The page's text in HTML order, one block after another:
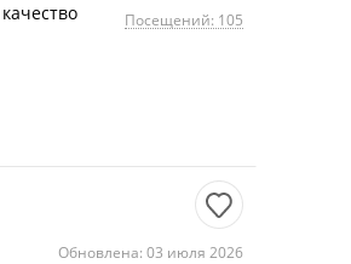
Посещений: 105
Обновлена: 03 июля 2026